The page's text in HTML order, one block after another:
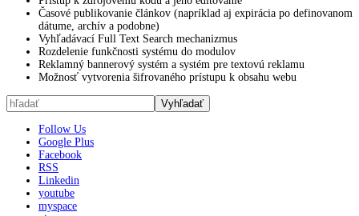
Časové publikovanie článkov (napríklad aj expirácia po definovanom
dátume, archív a podobne)
Vyhľadávací Full Text Search mechanizmus
Rozdelenie funkčnosti systému do modulov
Reklamný bannerový systém a systém pre textovú reklamu
Možnosť vytvorenia šifrovaného prístupu k obsahu webu
Follow Us
Google Plus
Facebook
RSS
Linkedin
youtube
myspace